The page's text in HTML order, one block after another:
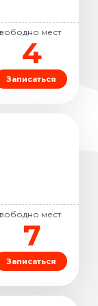
мест
4
Записаться
мест
7
Записаться